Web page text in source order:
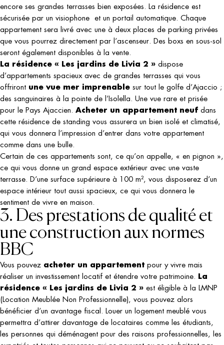
encore ses grandes terrasses bien exposées. La résidence est
sécurisée par un visiophone et un portail automatique. Chaque
appartement sera livré avec une à deux places de parking privées
que vous pourrez directement par l’ascenseur. Des boxs en sous-sol
seront également disponibles à la vente.
La résidence « Les jardins de Livia 2 » dispose
d’appartements spacieux avec de grandes terrasses qui vous
offriront une vue mer imprenable sur tout le golfe d’Ajaccio ;
des sanguinaires à la pointe de l’Isolella. Une vue rare et prisée
pour le Pays Ajaccien. Acheter un appartement neuf dans
cette résidence de standing vous assurera un bien isolé et climatisé,
qui vous donnera l’impression d’entrer dans votre appartement
comme dans une bulle.
Certain de ces appartements sont, ce qu’on appelle, « en pignon »,
ce qui vous donne un grand espace extérieur avec une vaste
terrasse. D’une surface supérieure à 100 m², vous disposerez d’un
espace intérieur tout aussi spacieux, ce qui vous donnera le
sentiment de vivre en maison.
3. Des prestations de qualité et
une construction aux normes
BBC
Vous pouvez acheter un appartement pour y vivre mais
réaliser un investissement locatif et étendre votre patrimoine. La
résidence « Les jardins de Livia 2 » est éligible à la LMNP
(Location Meublée Non Professionnelle), vous pouvez alors
bénéficier d’un avantage fiscal. Louer un logement meublé vous
permettra d’attirer davantage de locataires comme les étudiants,
les personnes qui déménagent pour des raisons professionnelles, les